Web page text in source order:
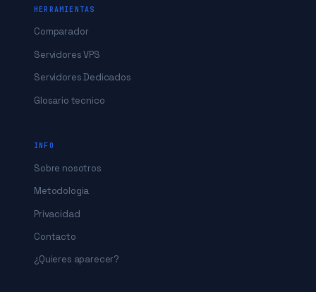
HERRAMIENTAS
Comparador
Servidores VPS
Servidores Dedicados
Glosario tecnico
INFO
Sobre nosotros
Metodologia
Privacidad
Contacto
¿Quieres aparecer?